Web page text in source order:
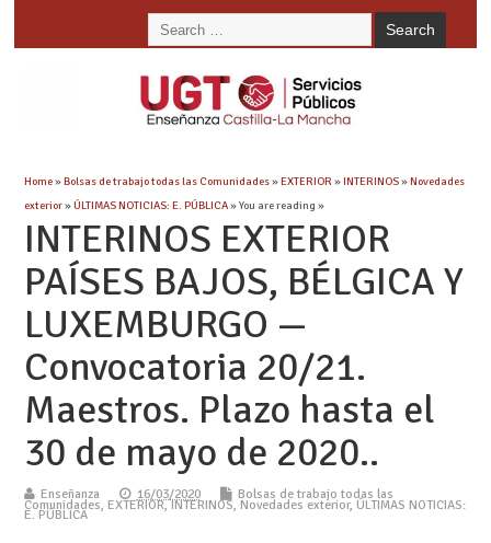
Home»Bolsas de trabajo todas las Comunidades»EXTERIOR »INTERINOS»Novedades
exterior»ÚLTIMAS NOTICIAS: E. PÚBLICA» You are reading »
INTERINOS EXTERIOR
PAÍSES BAJOS, BÉLGICA Y
LUXEMBURGO —
Convocatoria 20/21.
Maestros. Plazo hasta el
30 de mayo de 2020..
Enseñanza 16/03/2020 Bolsas de trabajo todas las
Comunidades, EXTERIOR,INTERINOS, Novedades exterior, ÚLTIMAS NOTICIAS:
E. PÚBLICA